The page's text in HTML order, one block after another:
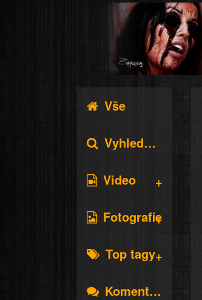
Vše
Vyhledávání
Video
Fotografie
Top tagy
Komentáře